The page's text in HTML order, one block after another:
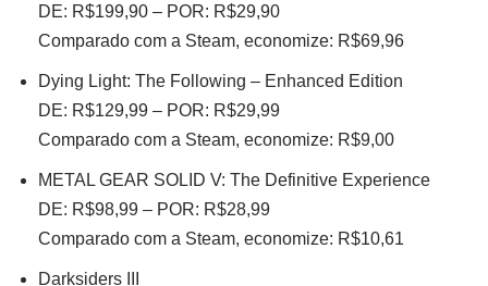
DE: R$199,90 – POR: R$29,90
Comparado com a Steam, economize: R$69,96
Dying Light: The Following – Enhanced Edition
DE: R$129,99 – POR: R$29,99
Comparado com a Steam, economize: R$9,00
METAL GEAR SOLID V: The Definitive Experience
DE: R$98,99 – POR: R$28,99
Comparado com a Steam, economize: R$10,61
Darksiders III